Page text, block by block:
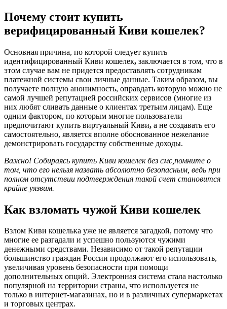
Почему стоит купить
верифицированный Киви кошелек?
Основная причина, по которой следует купить
идентифицированный Киви кошелек, заключается в том, что в
этом случае вам не придется предоставлять сотрудникам
платежной системы свои личные данные. Таким образом, вы
получаете полную анонимность, оправдать которую можно не
самой лучшей репутацией российских сервисов (многие из
них любят сливать данные о клиентах третьим лицам). Еще
одним фактором, по которым многие пользователи
предпочитают купить виртуальный Киви, а не создавать его
самостоятельно, является вполне обоснованное нежелание
демонстрировать государству собственные доходы.
Важно! Собираясь купить Киви кошелек без смс, помните о
том, что его нельзя назвать абсолютно безопасным, ведь при
полном отсутствии подтверждения такой счет становится
крайне уязвим.
Как взломать чужой Киви кошелек
Взлом Киви кошелька уже не является загадкой, потому что
многие ее разгадали и успешно пользуются чужими
денежными средствами. Независимо от такой репутации
большинство граждан России продолжают его использовать,
увеличивая уровень безопасности при помощи
дополнительных опций. Электронная система стала настолько
популярной на территории страны, что используется не
только в интернет-магазинах, но и в различных супермаркетах
и торговых центрах.